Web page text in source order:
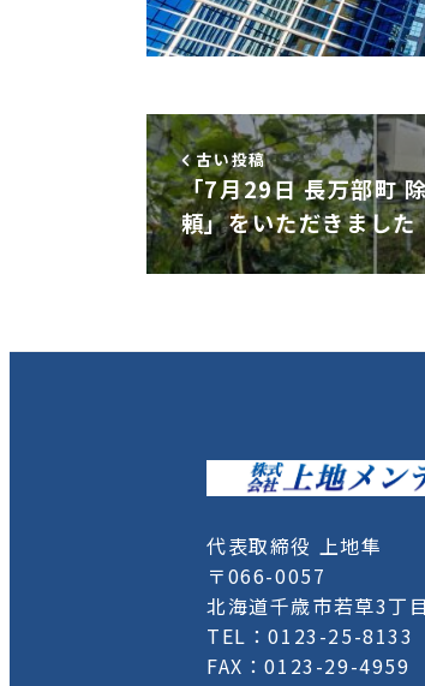
古い投稿
「7月29日 長万部町
頼」をいただきました
代表取締役 上地隼
〒066-0057
北海道千歳市若草3丁
TEL：0123-25-8133
FAX：0123-29-4959